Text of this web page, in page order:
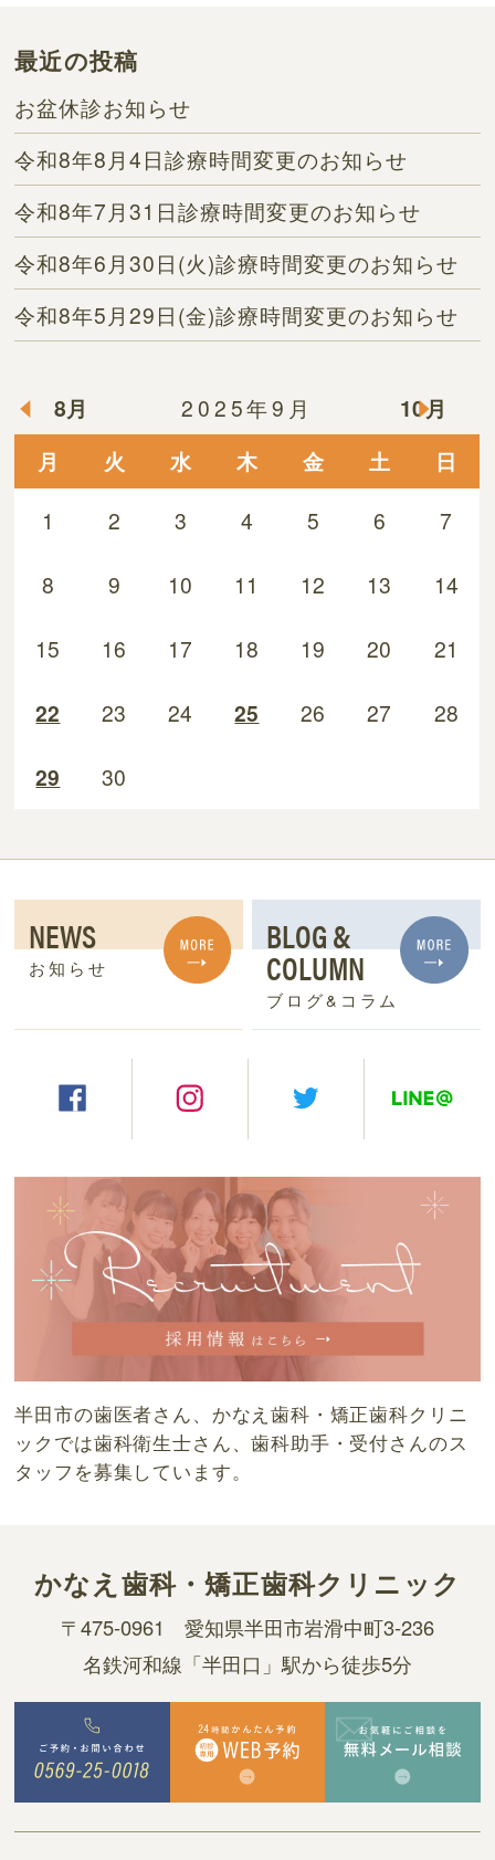
最近の投稿
お盆休診お知らせ
令和8年8月4日診療時間変更のお知らせ
令和8年7月31日診療時間変更のお知らせ
令和8年6月30日(火)診療時間変更のお知らせ
令和8年5月29日(金)診療時間変更のお知らせ
2025年9月
月 火 水 木 金 土 日
8月 10月
1 2 3 4 5 6 7
8 9 10 11 12 13 14
15 16 17 18 19 20 21
22 23 24 25 26 27 28
29 30
NEWS
お知らせ
BLOG &
COLUMN
ブログ&コラム
半田市の歯医者さん、かなえ歯科・矯正歯科クリニ
ックでは歯科衛生士さん、歯科助手・受付さんのス
タッフを募集しています。
かなえ歯科・矯正歯科クリニック
〒475-0961 愛知県半田市岩滑中町3-236
名鉄河和線「半田口」駅から徒歩5分